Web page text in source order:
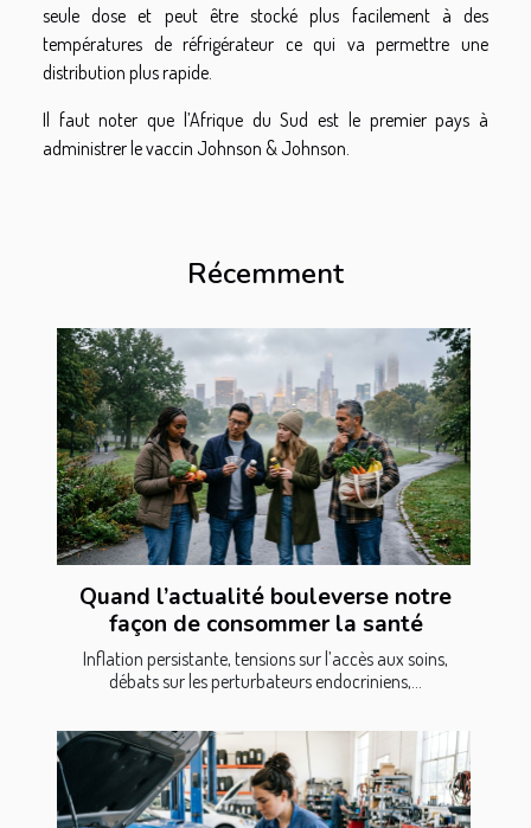
seule dose et peut être stocké plus facilement à des
températures de réfrigérateur ce qui va permettre une
distribution plus rapide.
Il faut noter que l’Afrique du Sud est le premier pays à
administrer le vaccin Johnson & Johnson.
Récemment
Quand l’actualité bouleverse notre
façon de consommer la santé
Inflation persistante, tensions sur l’accès aux soins,
débats sur les perturbateurs endocriniens,...